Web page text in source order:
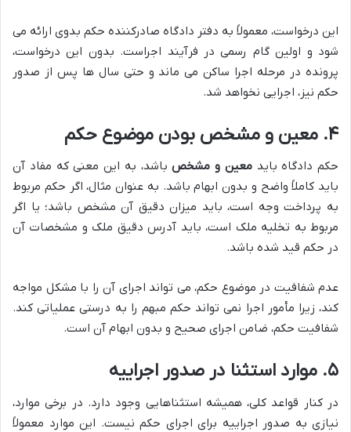
این درخواست، معمولاً به دفتر دادگاه صادرکننده حکم بدوی ارائه می
شود و اولین گام رسمی در فرآیند اجراست. بدون این درخواست،
پرونده در مرحله اجرا ساکن می ماند و حتی سال ها پس از صدور
حکم نیز، اجرایی نخواهد شد.
۴. معین و مشخص بودن موضوع حکم
حکم دادگاه بایدمعین و مشخصباشد، به این معنی که مفاد آن
باید کاملاً واضح و بدون ابهام باشد. به عنوان مثال، اگر حکم مربوط
به پرداخت وجه است، باید میزان دقیق آن مشخص باشد؛ یا اگر
مربوط به تخلیه ملک است، باید آدرس دقیق ملک و مشخصات آن
در حکم قید شده باشد.
عدم شفافیت در موضوع حکم، می تواند اجرای آن را با مشکل مواجه
کند، زیرا مأمور اجرا نمی تواند حکم مبهم را به درستی عملیاتی کند.
شفافیت حکم، ضامن اجرای صحیح و بدون ابهام آن است.
۵. موارد استثنا در صدور اجراییه
در کنار قواعد کلی، همیشه استثناهایی وجود دارد. در برخی موارد،
نیازی به صدور اجراییه برای اجرای حکم نیست. این موارد معمولاً